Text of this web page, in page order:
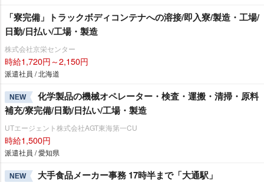
「寮完備」トラックボディコンテナへの溶接/即入寮/製造・工場/
日勤/日払い/工場・製造
株式会社京栄センター
時給1,720円～2,150円
派遣社員 / 北海道
NEW
化学製品の機械オペレーター・検査・運搬・清掃・原料
補充/寮完備/日勤/日払い/工場・製造
UTエージェント株式会社AGT東海第一CU
時給1,500円
派遣社員 / 愛知県
NEW 大手食品メーカー事務 17時半まで「大通駅」